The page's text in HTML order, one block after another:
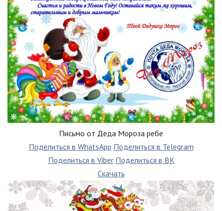
Письмо от Деда Мороза ребе
Поделиться в WhatsApp Поделиться в Telegram
Поделиться в Viber Поделиться в ВК
Скачать